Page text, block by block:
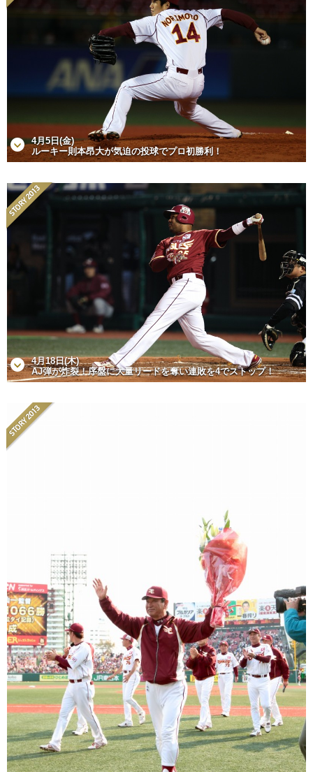
4月5日(金)
ルーキー則本昂大が気迫の投球でプロ初勝利！
4月18日(木)
AJ弾が炸裂！序盤に大量リードを奪い連敗を4でストップ！